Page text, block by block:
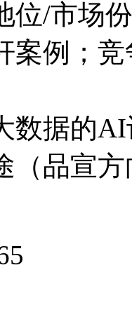
位/市场
案例；
数据的
（品宣